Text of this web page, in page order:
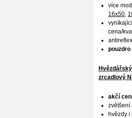
více
16x50,
cena/
pouzdro
zrcadlový
akčí
zvětšení
hvězdy i